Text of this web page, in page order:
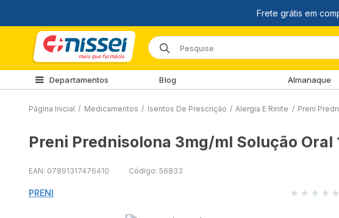
Departamentos Blog Almanaque
Página Inicial / Medicamentos / Isentos De Prescrição / Alergia E Rinite / Preni
Preni Prednisolona 3mg/ml Solução Oral
EAN: 07891317476410 Código: 56833
PRENI